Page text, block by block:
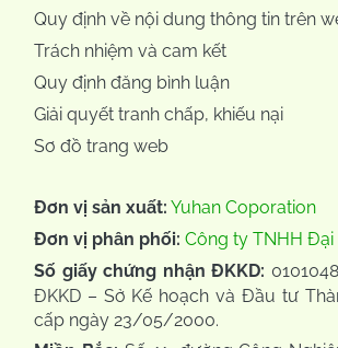
Quy định về nội dung thông tin trên
Trách nhiệm và cam kết
Quy định đăng bình luận
Giải quyết tranh chấp, khiếu nại
Sơ đồ trang web
Đơn vị sản xuất: Yuhan Coporation
Đơn vị phân phối: Công ty TNHH Đại
Số giấy chứng nhận ĐKKD:
ĐKKD – Sở Kế hoạch và Đầu tư
cấp ngày 23/05/2000.